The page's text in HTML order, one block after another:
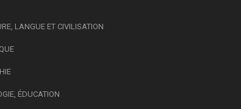
LANGUE ET CIVILISATION
ÉDUCATION